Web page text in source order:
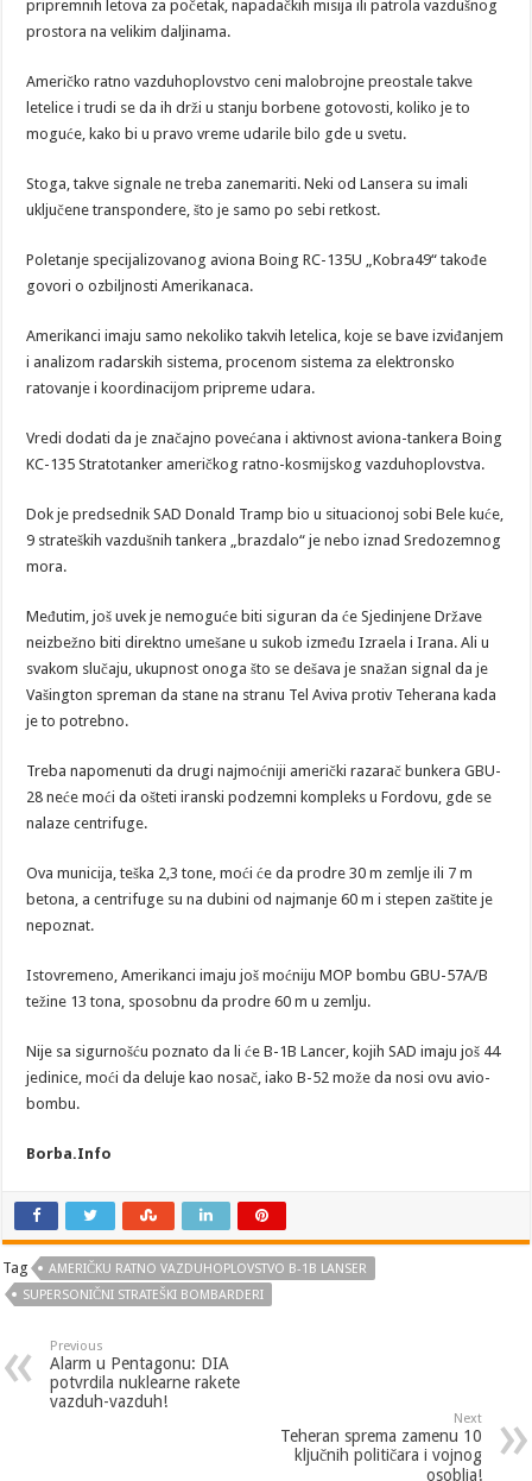
pripremnih letova za početak, napadačkih misija ili patrola vazdušnog
prostora na velikim daljinama.
Američko ratno vazduhoplovstvo ceni malobrojne preostale takve
letelice i trudi se da ih drži u stanju borbene gotovosti, koliko je to
moguće, kako bi u pravo vreme udarile bilo gde u svetu.
Stoga, takve signale ne treba zanemariti. Neki od Lansera su imali
uključene transpondere, što je samo po sebi retkost.
Poletanje specijalizovanog aviona Boing RC-135U „Kobra49“ takođe
govori o ozbiljnosti Amerikanaca.
Amerikanci imaju samo nekoliko takvih letelica, koje se bave izviđanjem
i analizom radarskih sistema, procenom sistema za elektronsko
ratovanje i koordinacijom pripreme udara.
Vredi dodati da je značajno povećana i aktivnost aviona-tankera Boing
KC-135 Stratotanker američkog ratno-kosmijskog vazduhoplovstva.
Dok je predsednik SAD Donald Tramp bio u situacionoj sobi Bele kuće,
9 strateških vazdušnih tankera „brazdalo“ je nebo iznad Sredozemnog
mora.
Međutim, još uvek je nemoguće biti siguran da će Sjedinjene Države
neizbežno biti direktno umešane u sukob između Izraela i Irana. Ali u
svakom slučaju, ukupnost onoga što se dešava je snažan signal da je
Vašington spreman da stane na stranu Tel Aviva protiv Teherana kada
je to potrebno.
Treba napomenuti da drugi najmoćniji američki razarač bunkera GBU-
28 neće moći da ošteti iranski podzemni kompleks u Fordovu, gde se
nalaze centrifuge.
Ova municija, teška 2,3 tone, moći će da prodre 30 m zemlje ili 7 m
betona, a centrifuge su na dubini od najmanje 60 m i stepen zaštite je
nepoznat.
Istovremeno, Amerikanci imaju još moćniju MOP bombu GBU-57A/B
težine 13 tona, sposobnu da prodre 60 m u zemlju.
Nije sa sigurnošću poznato da li će B-1B Lancer, kojih SAD imaju još 44
jedinice, moći da deluje kao nosač, iako B-52 može da nosi ovu avio-
bombu.
Borba.Info
Tag
AMERIČKU RATNO VAZDUHOPLOVSTVO B-1B LANSER
SUPERSONIČNI STRATEŠKI BOMBARDERI
Previous
Alarm u Pentagonu: DIA
potvrdila nuklearne rakete
vazduh-vazduh!
Next
Teheran sprema zamenu 10
ključnih političara i vojnog
osoblja!